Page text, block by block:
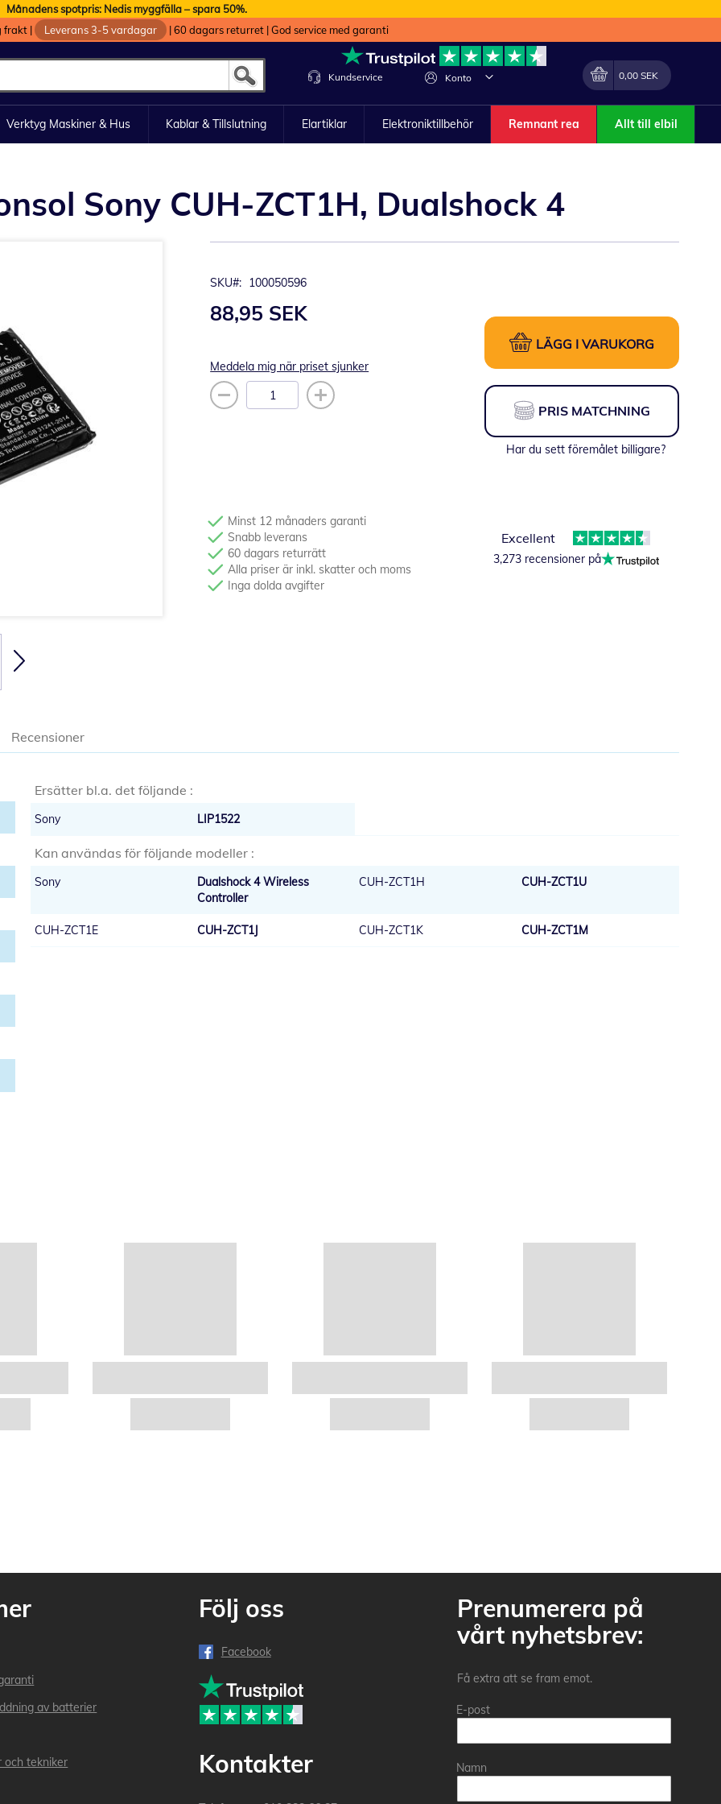
Månadens spotpris: Nedis myggfälla – spara 50%.
frakt | Leverans 3-5 vardagar |60 dagars returret |God service med garanti
Konto Förändra
Min kundvagn
0,00 SEK
Kundservice
Verktyg Maskiner & Hus Kablar & Tillslutning Elartiklar Elektroniktillbehör Remnant rea Allt till elbil
Sony CUH-ZCT1H, Dualshock 4
SKU 100050596
88,95 SEK
Meddela mig när priset sjunker
LÄGG I VARUKORG
PRIS MATCHNING
Har du sett föremålet billigare?
Minst 12 månaders garanti
Snabb leverans
60 dagars returrätt
Alla priser är inkl. skatter och moms
Inga dolda avgifter
Excellent
3,273 recensioner på
Ersätter bl.a. det följande :
Sony LIP1522
Kan användas för följande modeller :
Sony
Dualshock 4 Wireless
Controller
CUH-ZCT1H CUH-ZCT1U
CUH-ZCT1E CUH-ZCT1J CUH-ZCT1K CUH-ZCT1M
Recensioner
av batterier
och tekniker
Följ oss
Facebook
Kontakter
Prenumerera på
vårt nyhetsbrev:
Få extra att se fram emot.
E-post
Namn